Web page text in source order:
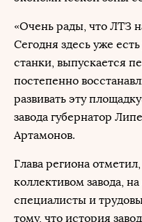
«Очень рады, что ЛТЗ
Сегодня здесь уже
станки, выпускается
постепенно
развивать эту
завода губернатор
Артамонов.
Глава региона
коллективом завода,
специалисты и
тому, что история